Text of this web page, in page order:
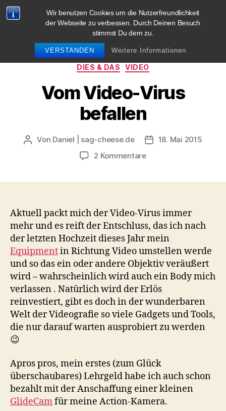
Wir benutzen Cookies um die Nutzerfreundlichkeit
der Webseite zu verbessen. Durch Deinen Besuch
stimmst Du dem zu.
VERSTANDEN Weitere Informationen
blog.sag-cheese.de
Kategorien
DIES & DAS VIDEO
Vom Video-Virus
befallen
Beitragsautor
Von Daniel | sag-cheese.de Beitragsdatum
18. Mai 2015
2 Kommentarezu
Aktuell packt mich der Video-Virus immer
mehr und es reift der Entschluss, das ich nach
der letzten Hochzeit dieses Jahr mein
Equipmentin Richtung Video umstellen werde
und so das ein oder andere Objektiv veräußert
wird – wahrscheinlich wird auch ein Body mich
verlassen . Natürlich wird der Erlös
reinvestiert, gibt es doch in der wunderbaren
Welt der Videografie so viele Gadgets und Tools,
die nur darauf warten ausprobiert zu werden
😉
Apros pros, mein erstes (zum Glück
überschaubares) Lehrgeld habe ich auch schon
bezahlt mit der Anschaffung einer kleinen
GlideCamfür meine Action-Kamera.